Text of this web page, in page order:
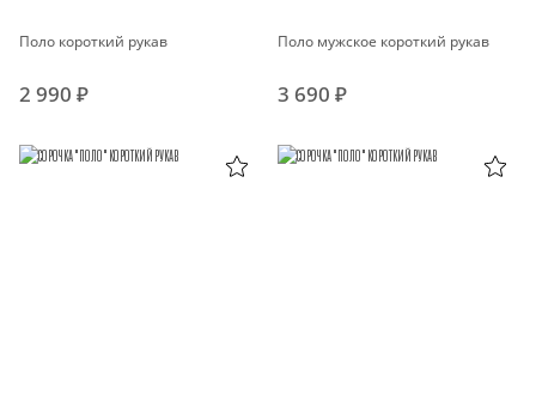
Поло короткий рукав
2 990 ₽
Поло мужское короткий рукав
3 690 ₽